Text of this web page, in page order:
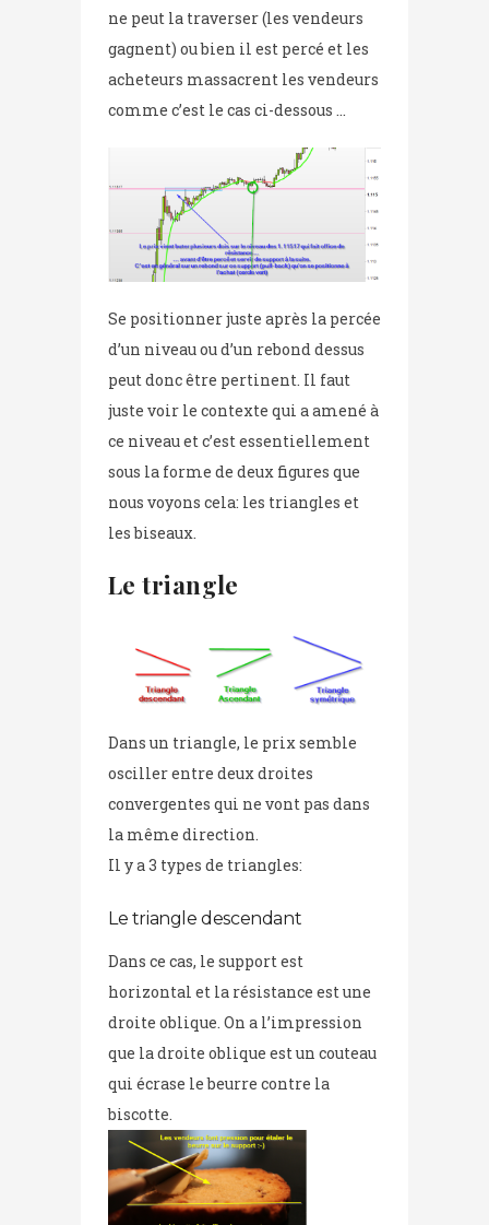
ne peut la traverser (les vendeurs
gagnent) ou bien il est percé et les
acheteurs massacrent les vendeurs
comme c’est le cas ci-dessous …
Se positionner juste après la percée
d’un niveau ou d’un rebond dessus
peut donc être pertinent. Il faut
juste voir le contexte qui a amené à
ce niveau et c’est essentiellement
sous la forme de deux figures que
nous voyons cela: les triangles et
les biseaux.
Le triangle
Dans un triangle, le prix semble
osciller entre deux droites
convergentes qui ne vont pas dans
la même direction.
Il y a 3 types de triangles:
Le triangle descendant
Dans ce cas, le support est
horizontal et la résistance est une
droite oblique. On a l’impression
que la droite oblique est un couteau
qui écrase le beurre contre la
biscotte.